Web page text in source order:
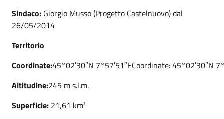
Sindaco: Giorgio Musso (Progetto Castelnuovo) dal
26/05/2014
Territorio
Coordinate:45°02′30″N 7°57′51″ECoordinate: 45°02′30″N
Altitudine:245 m s.l.m.
Superficie: 21,61 km²